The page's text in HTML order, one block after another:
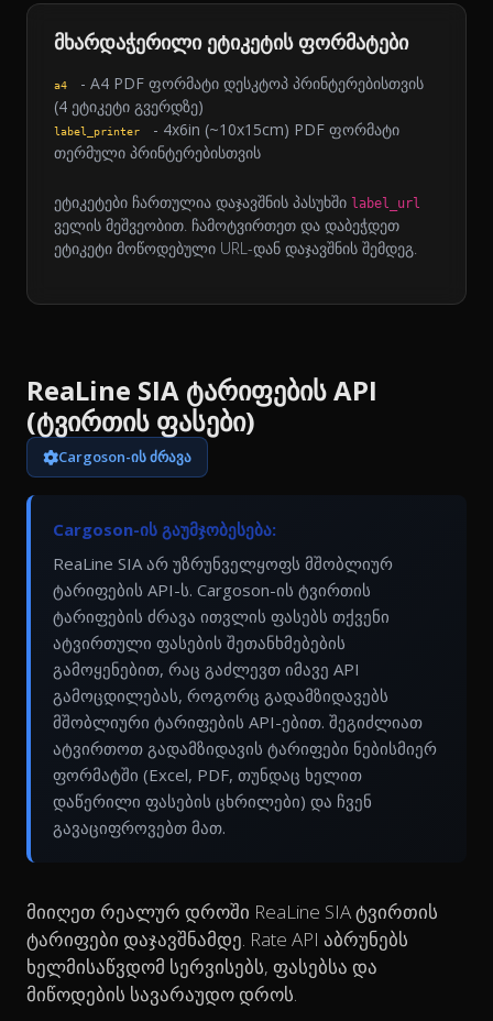
მხარდაჭერილი ეტიკეტის ფორმატები
a4
- A4 PDF ფორმატი დესკტოპ პრინტერებისთვის
(4 ეტიკეტი გვერდზე)
label_printer
- 4x6in (~10x15cm) PDF ფორმატი
თერმული პრინტერებისთვის
ეტიკეტები ჩართულია დაჯავშნის პასუხში label_url
ველის მეშვეობით. ჩამოტვირთეთ და დაბეჭდეთ
ეტიკეტი მოწოდებული URL-დან დაჯავშნის შემდეგ.
ReaLine SIA ტარიფების API
(ტვირთის ფასები)
Cargoson-ის ძრავა
Cargoson-ის გაუმჯობესება:
ReaLine SIA არ უზრუნველყოფს მშობლიურ
ტარიფების API-ს. Cargoson-ის ტვირთის
ტარიფების ძრავა ითვლის ფასებს თქვენი
ატვირთული ფასების შეთანხმებების
გამოყენებით, რაც გაძლევთ იმავე API
გამოცდილებას, როგორც გადამზიდავებს
მშობლიური ტარიფების API-ებით. შეგიძლიათ
ატვირთოთ გადამზიდავის ტარიფები ნებისმიერ
ფორმატში (Excel, PDF, თუნდაც ხელით
დაწერილი ფასების ცხრილები) და ჩვენ
გავაციფროვებთ მათ.
მიიღეთ რეალურ დროში ReaLine SIA ტვირთის
ტარიფები დაჯავშნამდე. Rate API აბრუნებს
ხელმისაწვდომ სერვისებს, ფასებსა და
მიწოდების სავარაუდო დროს.